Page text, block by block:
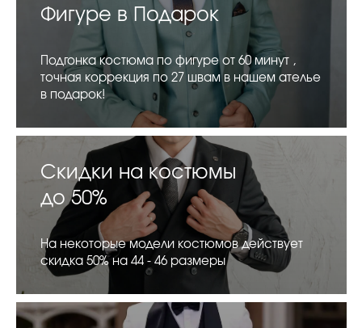
Фигуре в Подарок
Подгонка костюма по фигуре от 60 минут ,
точная коррекция по 27 швам в нашем ателье
в подарок!
Скидки на костюмы
до 50%
На некоторые модели костюмов действует
скидка 50% на 44 - 46 размеры